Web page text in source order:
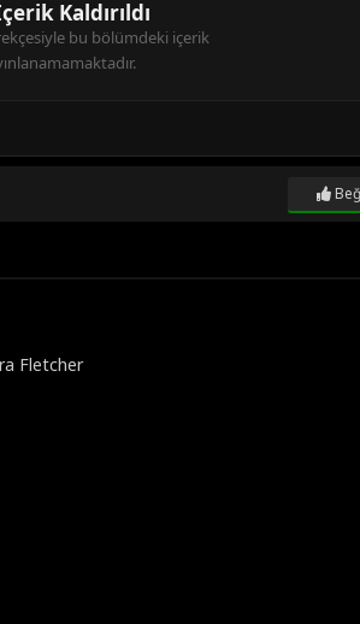
Kaldırıldı
bu bölümdeki içerik
Fletcher